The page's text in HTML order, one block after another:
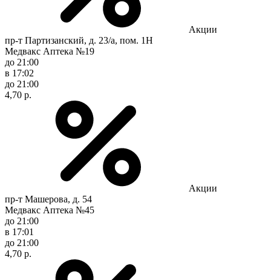
Акции
пр-т Партизанский, д. 23/а, пом. 1Н
Медвакс Аптека №19
до 21:00
в 17:02
до 21:00
4,70 р.
Акции
пр-т Машерова, д. 54
Медвакс Аптека №45
до 21:00
в 17:01
до 21:00
4,70 р.